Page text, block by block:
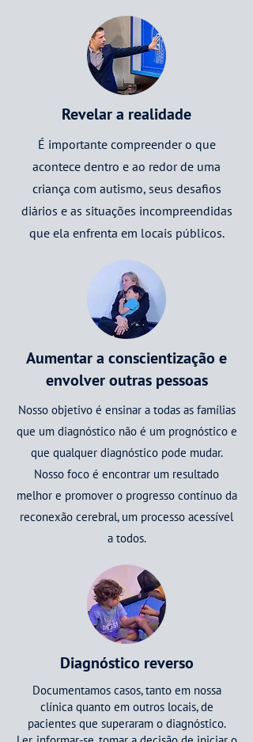
Revelar a realidade
É importante compreender o que
acontece dentro e ao redor de uma
criança com autismo, seus desafios
diários e as situações incompreendidas
que ela enfrenta em locais públicos.
Aumentar a conscientização e
envolver outras pessoas
Nosso objetivo é ensinar a todas as famílias
que um diagnóstico não é um prognóstico e
que qualquer diagnóstico pode mudar.
Nosso foco é encontrar um resultado
melhor e promover o progresso contínuo da
reconexão cerebral, um processo acessível
a todos.
Diagnóstico reverso
Documentamos casos, tanto em nossa
clínica quanto em outros locais, de
pacientes que superaram o diagnóstico.